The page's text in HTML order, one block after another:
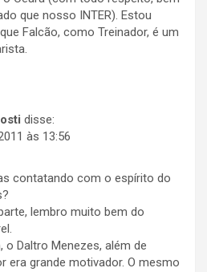
que nosso INTER). Estou
Falcão, como Treinador, é um
disse:
às 13:56
contatando com o espírito do
lembro muito bem do
o Daltro Menezes, além de
era grande motivador. O mesmo